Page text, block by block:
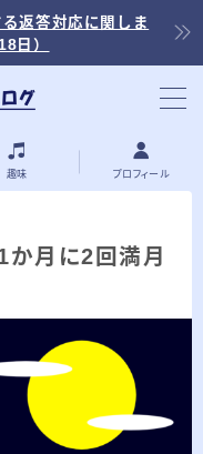
返答対応に関しま
日）
で野鳥観察 ～2026年
野鳥観察 ～2026年3
趣味 プロフィール
か月に2回満月